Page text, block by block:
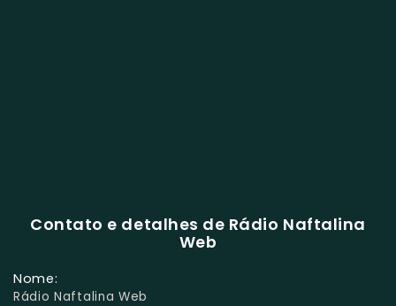
Contato e detalhes de Rádio Naftalina
Web
Nome:
Rádio Naftalina Web